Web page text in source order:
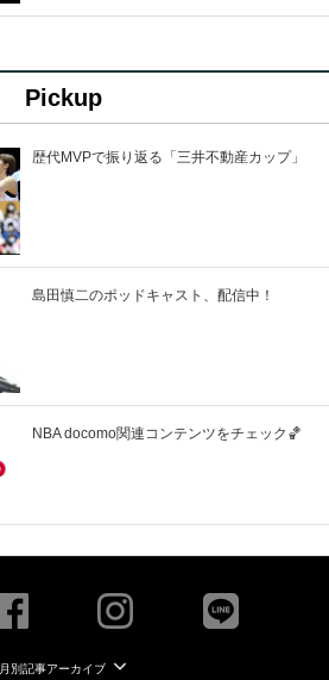
Pickup
歴代MVPで振り返る「三井不動産カップ」
島田慎二のポッドキャスト、配信中！
NBA docomo関連コンテンツをチェック🏀
月別記事アーカイブ